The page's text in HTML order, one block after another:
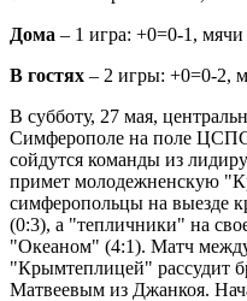
Дома – 1 игра: +0=0-1, мячи
В гостях – 2 игры: +0=0-2,
В субботу, 27 мая,
Симферополе на поле
сойдутся команды из
примет молодежненскую
симферопольцы на выезде
(0:3), а "тепличники" на
"Океаном" (4:1). Матч
"Крымтеплицей" рассудит
Матвеевым из Джанкоя.